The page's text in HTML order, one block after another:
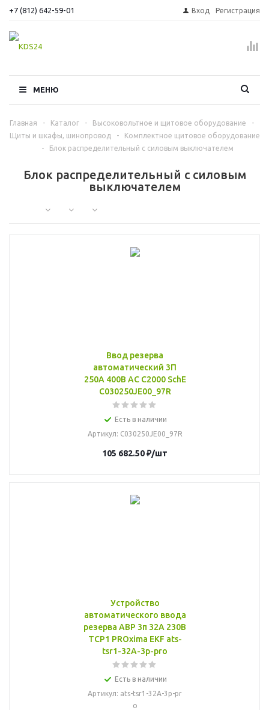
+7 (812) 642-59-01 Вход Регистрация
МЕНЮ
Главная - Каталог - Высоковольтное и щитовое оборудование
-
Щиты и шкафы, шинопровод
-
Комплектное щитовое оборудование
-
Блок распределительный с силовым выключателем
Блок распределительный с силовым
выключателем
Ввод резерва
автоматический 3П
250А 400В AC C2000 SchE
C030250JE00_97R
Есть в наличии
Артикул: C030250JE00_97R
105 682.50₽/шт
Устройство
автоматического ввода
резерва АВР 3п 32А 230В
ТСР1 PROxima EKF ats-
tsr1-32A-3p-pro
Есть в наличии
Артикул: ats-tsr1-32A-3p-pr
o